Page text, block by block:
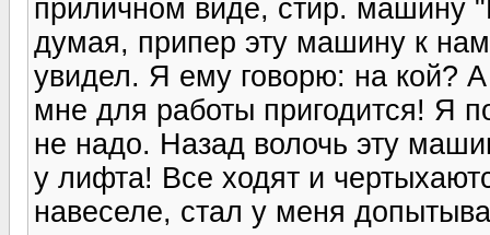
приличном виде, стир. машину
думая, припер эту машину к
увидел. Я ему говорю: на кой?
мне для работы пригодится! Я
не надо. Назад волочь эту
у лифта! Все ходят и
навеселе, стал у меня